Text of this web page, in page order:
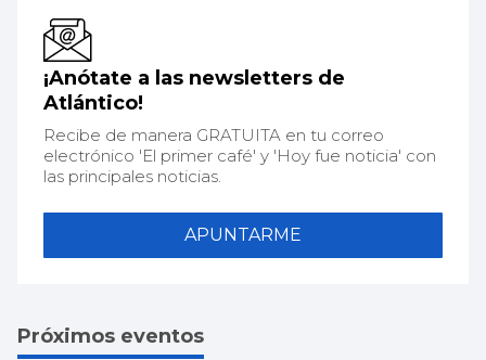
¡Anótate a las newsletters de
Atlántico!
Recibe de manera GRATUITA en tu correo
electrónico 'El primer café' y 'Hoy fue noticia' con
las principales noticias.
APUNTARME
Próximos eventos